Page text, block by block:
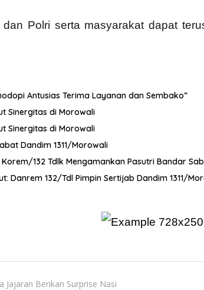
Polri serta masyarakat dapat
Antusias Terima Layanan dan Sembako”
Sinergitas di Morowali
Sinergitas di Morowali
Dandim 1311/Morowali
132 Tdlk Mengamankan Pasutri Bandar
Danrem 132/Tdl Pimpin Sertijab Dandim 1311/
Berikan Surprise Nasi